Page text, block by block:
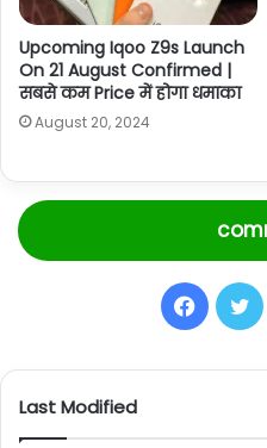
Upcoming Iqoo Z9s Launch
On 21 August Confirmed |
सबसे कम Price में होगा धमाका
August 20, 2024
Last Modified